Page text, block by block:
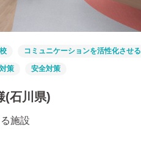
コミュニケーションを活性化させる
策 安全対策
(石川県)
施設